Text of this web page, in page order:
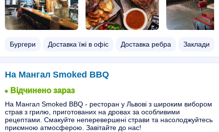
Бургери Доставка їжі в офіс Доставка ребра Заклади
На Мангал Smoked BBQ
Відчинено зараз
На Мангал Smoked BBQ - ресторан у Львові з широким вибором
страв з грилю, приготованих на дровах за особливими
рецептами. Смакуйте неперевершені страви та насолоджуйтесь
приємною атмосферою. Завітайте до нас!